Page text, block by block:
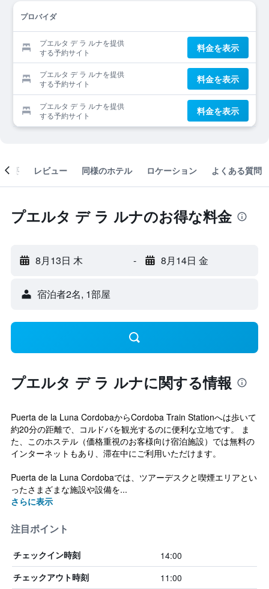
プロバイダ
プエルタ デ ラ ルナを提供
する予約サイト
料金を表示
プエルタ デ ラ ルナを提供
する予約サイト
料金を表示
プエルタ デ ラ ルナを提供
する予約サイト
料金を表示
概要 レビュー 同様のホテル ロケーション よくある質問
プエルタ デ ラ ルナのお得な料金
8月13日 木 - 8月14日 金
宿泊者2名, 1​部屋
プエルタ デ ラ ルナに関する情報
Puerta de la Luna CordobaからCordoba Train Stationへは歩いて
約20分の距離で、コルドバを観光するのに便利な立地です。 ま
た、このホステル（価格重視のお客様向け宿泊施設）では無料の
インターネットもあり、滞在中にご利用いただけます。
Puerta de la Luna Cordobaでは、ツアーデスクと喫煙エリアとい
ったさまざまな施設や設備を...
さらに表示
注目ポイント
チェックイン時刻 14:00
チェックアウト時刻 11:00